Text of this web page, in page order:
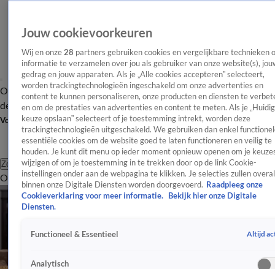
OverzichtAfleveringen Entertainment TV Algemeen
Tip
de redactieNieuwsbrief
Volg Shownieuws
Zoeken
OverzichtEntertainmentSpraakmakendRealityCrimeVideo's
Jouw cookievoorkeuren
Wij en onze 28 partners gebruiken cookies en vergelijkbare technieken
informatie te verzamelen over jou als gebruiker van onze website(s),
gedrag en jouw apparaten. Als je „Alle cookies accepteren” selecteert,
worden trackingtechnologieën ingeschakeld om onze advertenties en
content te kunnen personaliseren, onze producten en diensten te
en om de prestaties van advertenties en content te meten. Als je
keuze opslaan” selecteert of je toestemming intrekt, worden deze
trackingtechnologieën uitgeschakeld. We gebruiken dan enkel
essentiële cookies om de website goed te laten functioneren en veilig te
houden. Je kunt dit menu op ieder moment opnieuw openen om je
wijzigen of om je toestemming in te trekken door op de link Cookie-
instellingen onder aan de webpagina te klikken. Je selecties zullen overal
binnen onze Digitale Diensten worden doorgevoerd. Raadpleeg onze
Cookieverklaring voor meer informatie.
Bekijk hier onze Digitale
Diensten.
Functioneel & Essentieel Altijd
Analytisch